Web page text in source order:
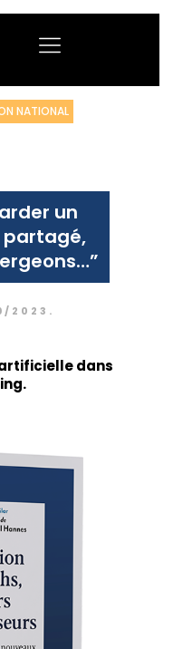
NATIONAL
un
2023 .
dans